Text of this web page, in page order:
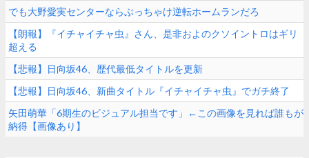
でも大野愛実センターならぶっちゃけ逆転ホームランだろ
【朗報】『イチャイチャ虫』さん、是非およのクソイントロはギリ
超える
【悲報】日向坂46、歴代最低タイトルを更新
【悲報】日向坂46、新曲タイトル『イチャイチャ虫』でガチ終了
矢田萌華「6期生のビジュアル担当です」←この画像を見れば誰もが
納得【画像あり】